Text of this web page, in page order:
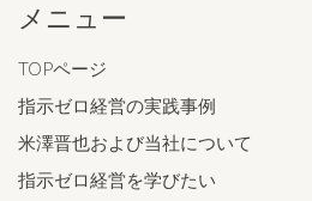
メニュー
TOPページ
指示ゼロ経営の実践事例
米澤晋也および当社について
指示ゼロ経営を学びたい